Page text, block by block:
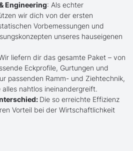
Engineering: Als echter
wir dich von der ersten
Vorbemessungen und
unseres hauseigenen
liefern dir das gesamte Paket – von
Eckprofile, Gurtungen und
passenden Ramm- und Ziehtechnik,
nahtlos ineinandergreift.
Die so erreichte Effizienz
Vorteil bei der Wirtschaftlichkeit